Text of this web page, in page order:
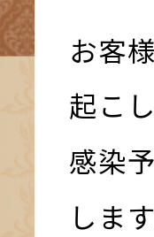
お客
起こ
感染
します